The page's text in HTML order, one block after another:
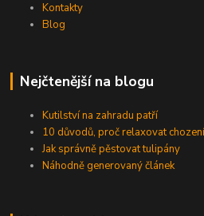
Kontakty
Blog
Nejčtenější na blogu
Kutilství na zahradu patří
10 důvodů, proč relaxovat
Jak správně pěstovat tulipány
Náhodně generovaný článek